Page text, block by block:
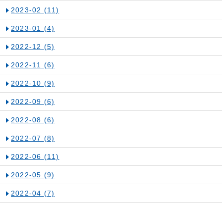
2023-02 (11)
2023-01 (4)
2022-12 (5)
2022-11 (6)
2022-10 (9)
2022-09 (6)
2022-08 (6)
2022-07 (8)
2022-06 (11)
2022-05 (9)
2022-04 (7)